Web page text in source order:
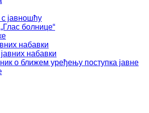
јавношћу
болнице“
набавки
набавки
о ближем уређењу поступка јавне